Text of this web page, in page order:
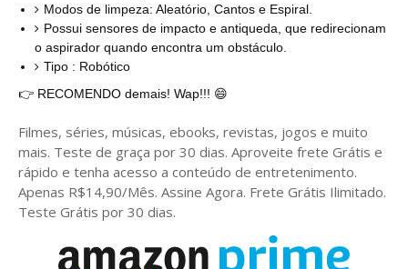
Modos de limpeza: Aleatório, Cantos e Espiral.
Possui sensores de impacto e antiqueda, que redirecionam
o aspirador quando encontra um obstáculo.
Tipo : Robótico
👉 RECOMENDO demais! Wap!!! 😄
Filmes, séries, músicas, ebooks, revistas, jogos e muito
mais. Teste de graça por 30 dias. Aproveite frete Grátis e
rápido e tenha acesso a conteúdo de entretenimento.
Apenas R$14,90/Mês. Assine Agora. Frete Grátis Ilimitado.
Teste Grátis por 30 dias.